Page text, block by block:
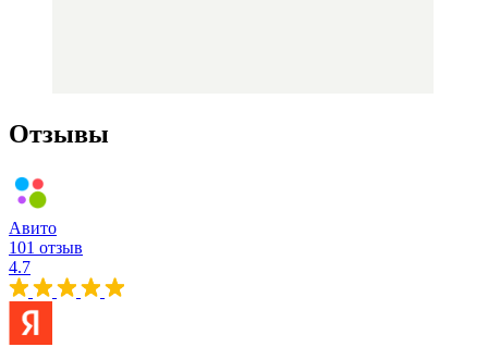
Отзывы
Авито
101 отзыв
4.7